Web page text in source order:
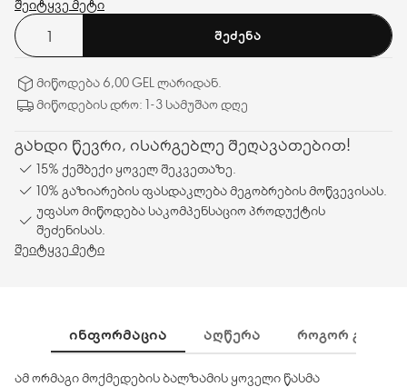
ჟელესებრი ცენტრი SPF 10-ის დახმარებით ატენიანებს და
იცავს ტუჩებს. ეს არის სილამაზე, რომელიც ნამდვილ
სიამოვნებად იქცევა!
შეიტყვე მეტი
ᲨᲔᲫᲔᲜᲐ
მიწოდება 6,00 GEL ლარიდან.
მიწოდების დრო: 1-3 სამუშაო დღე
გახდი წევრი, ისარგებლე შეღავათებით!
15% ქეშბექი ყოველ შეკვეთაზე.
10% გაზიარების ფასდაკლება მეგობრების მოწვევისას.
უფასო მიწოდება საკომპენსაციო პროდუქტის
შეძენისას.
შეიტყვე მეტი
ᲘᲜᲤᲝᲠᲛᲐᲪᲘᲐ ᲐᲦᲬᲔᲠᲐ ᲠᲝᲒᲝᲠ
ამ ორმაგი მოქმედების ბალზამის ყოველი წასმა